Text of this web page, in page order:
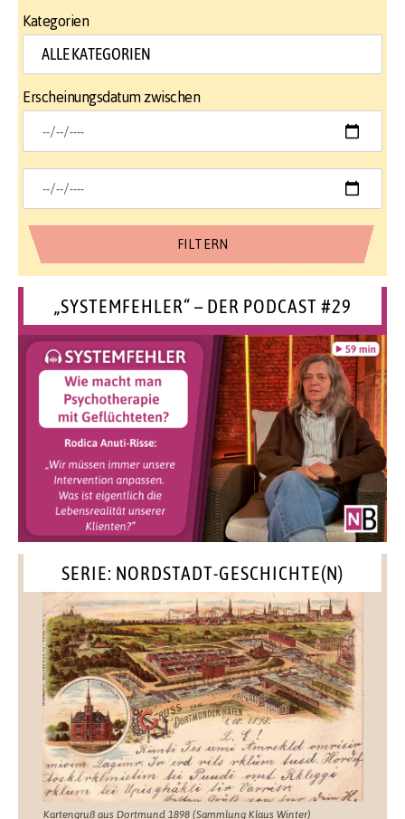
Kategorien
Erscheinungsdatum zwischen
„SYSTEMFEHLER“ – DER PODCAST #29
SERIE: NORDSTADT-GESCHICHTE(N)
Kartengruß aus Dortmund 1898 (Sammlung Klaus Winter)